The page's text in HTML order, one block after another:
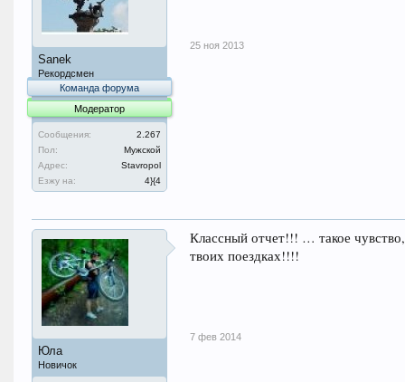
Sanek
Рекордсмен
Команда форума
Модератор
Сообщения:
2.267
Пол:
Мужской
Адрес:
Stavropol
Езжу на:
4}{4
25 ноя 2013
Юла
Новичок
Классный отчет!!! … такое
твоих поездках!!!!
7 фев 2014